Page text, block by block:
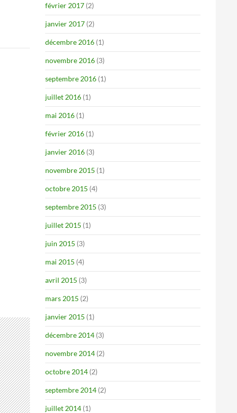
février 2017 (2)
janvier 2017 (2)
décembre 2016 (1)
novembre 2016 (3)
septembre 2016 (1)
juillet 2016 (1)
mai 2016 (1)
février 2016 (1)
janvier 2016 (3)
novembre 2015 (1)
octobre 2015 (4)
septembre 2015 (3)
juillet 2015 (1)
juin 2015 (3)
mai 2015 (4)
avril 2015 (3)
mars 2015 (2)
janvier 2015 (1)
décembre 2014 (3)
novembre 2014 (2)
octobre 2014 (2)
septembre 2014 (2)
juillet 2014 (1)